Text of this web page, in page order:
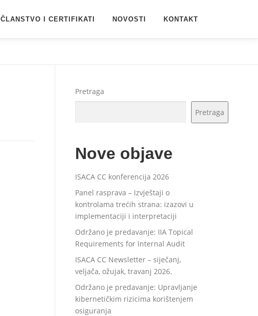
ČLANSTVO I CERTIFIKATI NOVOSTI KONTAKT
Pretraga
Pretraga
Nove objave
ISACA CC konferencija 2026
Panel rasprava – Izvještaji o
kontrolama trećih strana: izazovi u
implementaciji i interpretaciji
Održano je predavanje: IIA Topical
Requirements for Internal Audit
ISACA CC Newsletter – siječanj,
veljača, ožujak, travanj 2026.
Održano je predavanje: Upravljanje
kibernetičkim rizicima korištenjem
osiguranja